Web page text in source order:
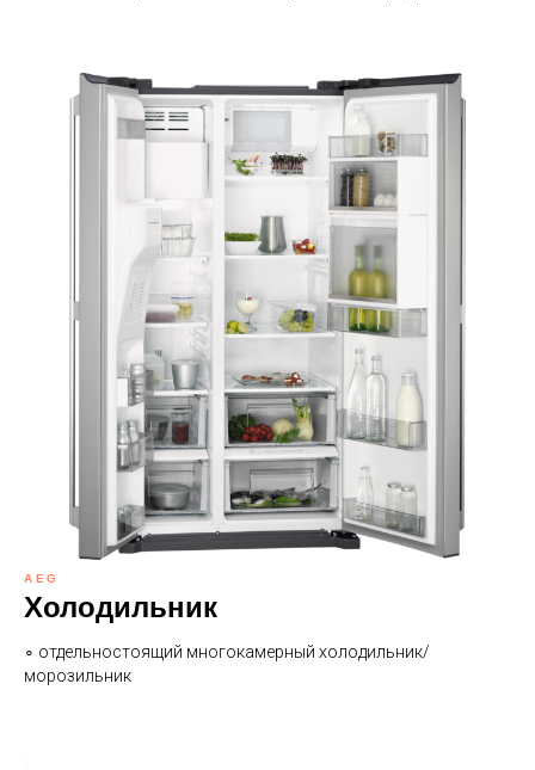
AEG
Холодильник
∘ отдельностоящий многокамерный холодильник/
морозильник